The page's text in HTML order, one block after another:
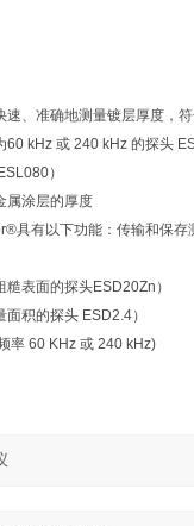
、准确地测量镀层厚度，
kHz 或 240 kHz 的探头
）
属涂层的厚度
具有以下功能：传输和保
表面的探头ESD20Zn）
积的探头 ESD2.4）
率 60 KHz 或 240 kHz)